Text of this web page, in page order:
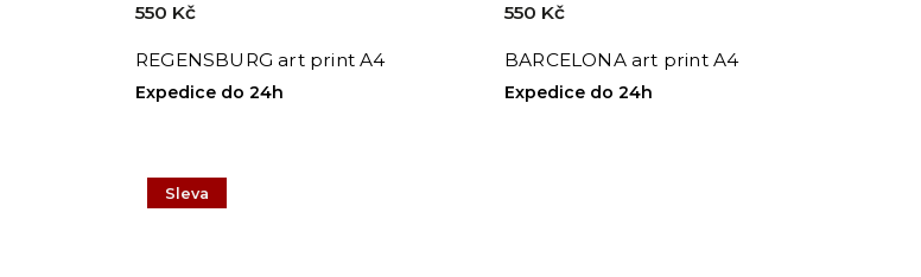
REGENSBURG art print A4
Expedice do 24h
550 Kč
BARCELONA art print A4
Expedice do 24h
550 Kč
Sleva